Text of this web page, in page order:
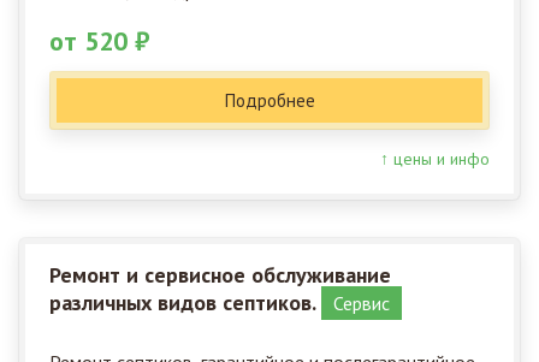
от 520 ₽
Подробнее
↑ цены и инфо
Ремонт и сервисное обслуживание
различных видов септиков.
Сервис